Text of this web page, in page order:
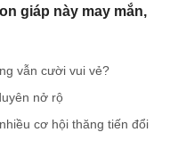
giáp này may mắn,
vẫn cười vui vẻ?
nở rộ
cơ hội thăng tiến đổi